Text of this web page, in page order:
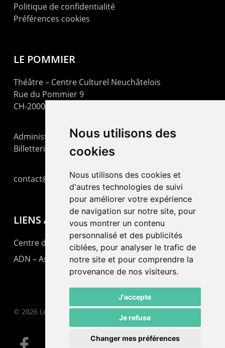
Nous utilisons des
cookies
Nous utilisons des cookies et
d'autres technologies de suivi
pour améliorer votre expérience
de navigation sur notre site, pour
vous montrer un contenu
personnalisé et des publicités
ciblées, pour analyser le trafic de
notre site et pour comprendre la
provenance de nos visiteurs.
J'accepte
Je refuse
Changer mes préférences
Politique de confidentialité
Préférences cookies
LE POMMIER
Théâtre – Centre Culturel Neuchâtelois
Rue du Pommier 9
CH-2000 Neuchâtel
Administration : +41 32 725 03 03
Billetterie : +41 32 725 05 05
contact@lepommier.ch
LIENS AMIS
Centre de culture ABC
ADN – Association Danse Neuchâtel
© 2026 Le Pommier.
facebook email